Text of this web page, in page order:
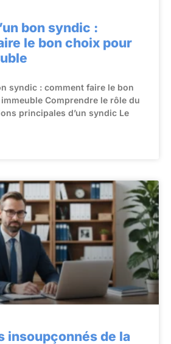
bon syndic :
le bon choix pour
syndic : comment faire le bon
Comprendre le rôle du
principales d’un syndic Le
insoupçonnés de la